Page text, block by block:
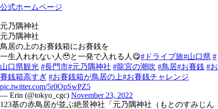
公式ホームページ
元乃隅神社
元乃隅神社
鳥居の上のお賽銭箱にお賽銭を
一生入れれない人🥹と一発で入れる人😋#ドライブ旅#山口県 #
山口県観光 #長門市#元乃隅神社 #龍宮の潮吹 #鳥居#お賽銭 #お
賽銭箱高すぎ #お賽銭箱が鳥居の上#お賽銭チャレンジ
pic.twitter.com/5r0OpSwPZ5
— Erin (@tokyo_cgc) November 23, 2022
123基の赤鳥居が並ぶ絶景神社「元乃隅神社（もとのすみじん